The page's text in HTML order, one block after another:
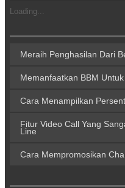
Loading...
Meraih Penghasilan Dari
Memanfaatkan BBM
Cara Menampilkan
Fitur Video Call Yang
Line
Cara Mempromosikan